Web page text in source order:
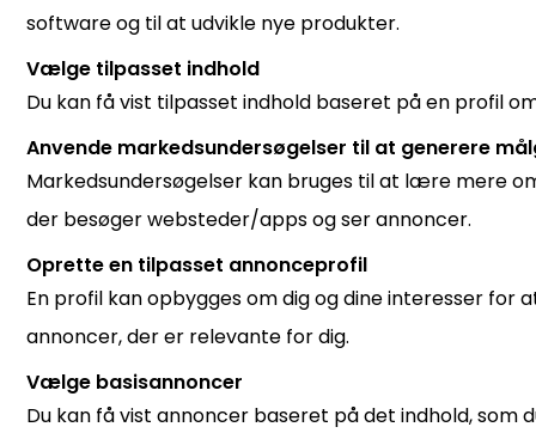
software og til at udvikle nye produkter.
Vælge tilpasset indhold
Du kan få vist tilpasset indhold baseret på en profil
Anvende markedsundersøgelser til at generere
Markedsundersøgelser kan bruges til at lære mere
der besøger websteder/apps og ser annoncer.
Oprette en tilpasset annonceprofil
En profil kan opbygges om dig og dine interesser for
annoncer, der er relevante for dig.
Vælge basisannoncer
Du kan få vist annoncer baseret på det indhold, som